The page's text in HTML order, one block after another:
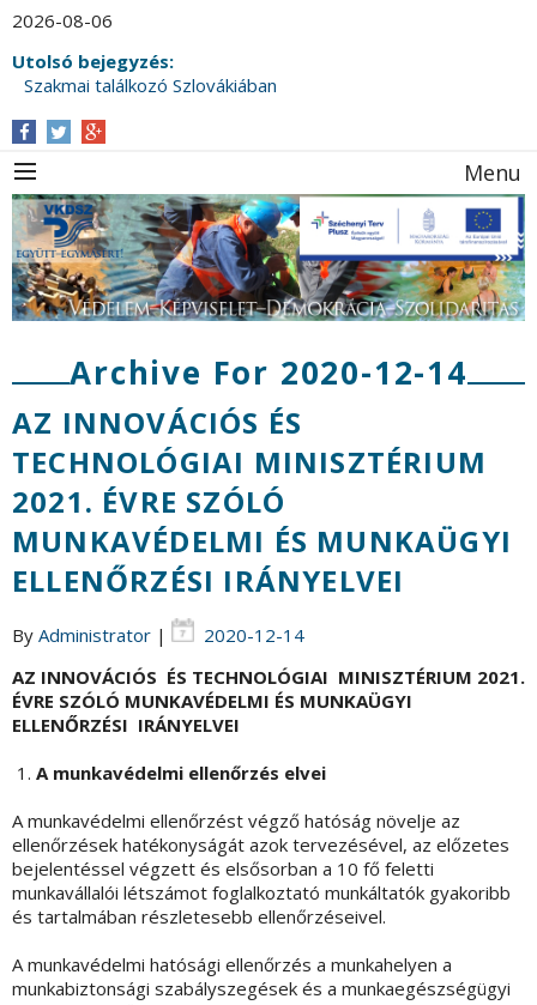
2026-08-06
Utolsó bejegyzés:
Szakmai találkozó Szlovákiában
VKDSZ a Víz Világnapja alkalmából
Menu
Archive For 2020-12-14
AZ INNOVÁCIÓS ÉS
TECHNOLÓGIAI MINISZTÉRIUM
2021. ÉVRE SZÓLÓ
MUNKAVÉDELMI ÉS MUNKAÜGYI
ELLENŐRZÉSI IRÁNYELVEI
By Administrator |
2020-12-14
AZ INNOVÁCIÓS ÉS TECHNOLÓGIAI MINISZTÉRIUM 2021.
ÉVRE SZÓLÓ MUNKAVÉDELMI ÉS MUNKAÜGYI
ELLENŐRZÉSI IRÁNYELVEI
A munkavédelmi ellenőrzés elvei
A munkavédelmi ellenőrzést végző hatóság növelje az
ellenőrzések hatékonyságát azok tervezésével, az előzetes
bejelentéssel végzett és elsősorban a 10 fő feletti
munkavállalói létszámot foglalkoztató munkáltatók gyakoribb
és tartalmában részletesebb ellenőrzéseivel.
A munkavédelmi hatósági ellenőrzés a munkahelyen a
munkabiztonsági szabályszegések és a munkaegészségügyi